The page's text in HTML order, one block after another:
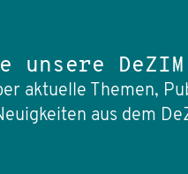
unsere
aktuelle Themen,
aus dem